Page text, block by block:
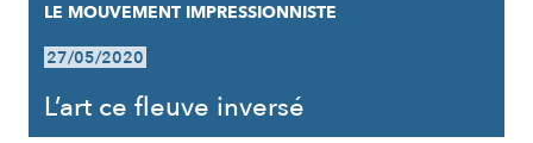
LE MOUVEMENT IMPRESSIONNISTE
27/05/2020
L’art ce fleuve inversé